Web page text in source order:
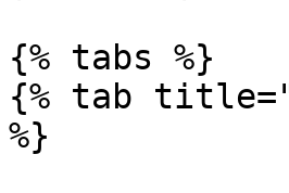
{% tabs %}
{% tab
%}